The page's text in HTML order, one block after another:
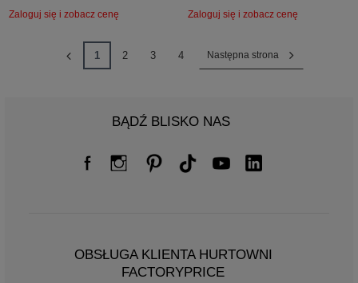
Zaloguj się i zobacz cenę Zaloguj się i zobacz cenę
1 2 3 4 Następna strona
BĄDŹ BLISKO NAS
OBSŁUGA KLIENTA HURTOWNI
FACTORYPRICE